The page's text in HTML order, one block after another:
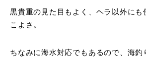
黒貴重の見た目もよく、ヘラ以外にも
こよさ。
ちなみに海水対応でもあるので、海釣